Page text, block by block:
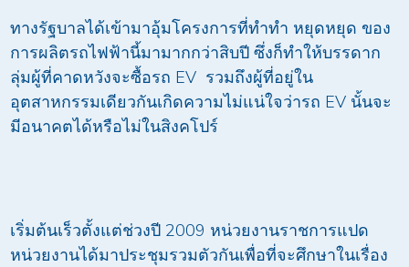
ทางรัฐบาลได้เข้ามาอุ้มโครงการที่ทำทำ หยุดหยุด ของ
การผลิตรถไฟฟ้านี้มามากกว่าสิบปี ซึ่งก็ทำให้บรรดาก
ลุ่มผู้ที่คาดหวังจะซื้อรถ EV รวมถึงผู้ที่อยู่ใน
อุตสาหกรรมเดียวกันเกิดความไม่แน่ใจว่ารถ EV นั้นจะ
มีอนาคตได้หรือไม่ในสิงคโปร์
เริ่มต้นเร็วตั้งแต่ช่วงปี 2009 หน่วยงานราชการแปด
หน่วยงานได้มาประชุมรวมตัวกันเพื่อที่จะศึกษาในเรื่อง